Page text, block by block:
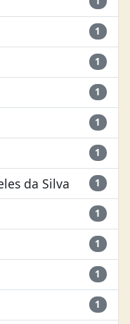
1
1
1
1
1
da Silva 1
1
1
1
1